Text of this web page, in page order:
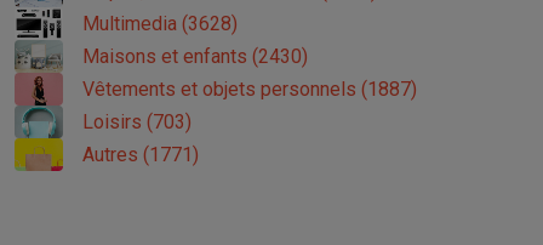
Multimedia (3628)
Maisons et enfants (2430)
Vêtements et objets personnels (1887)
Loisirs (703)
Autres (1771)